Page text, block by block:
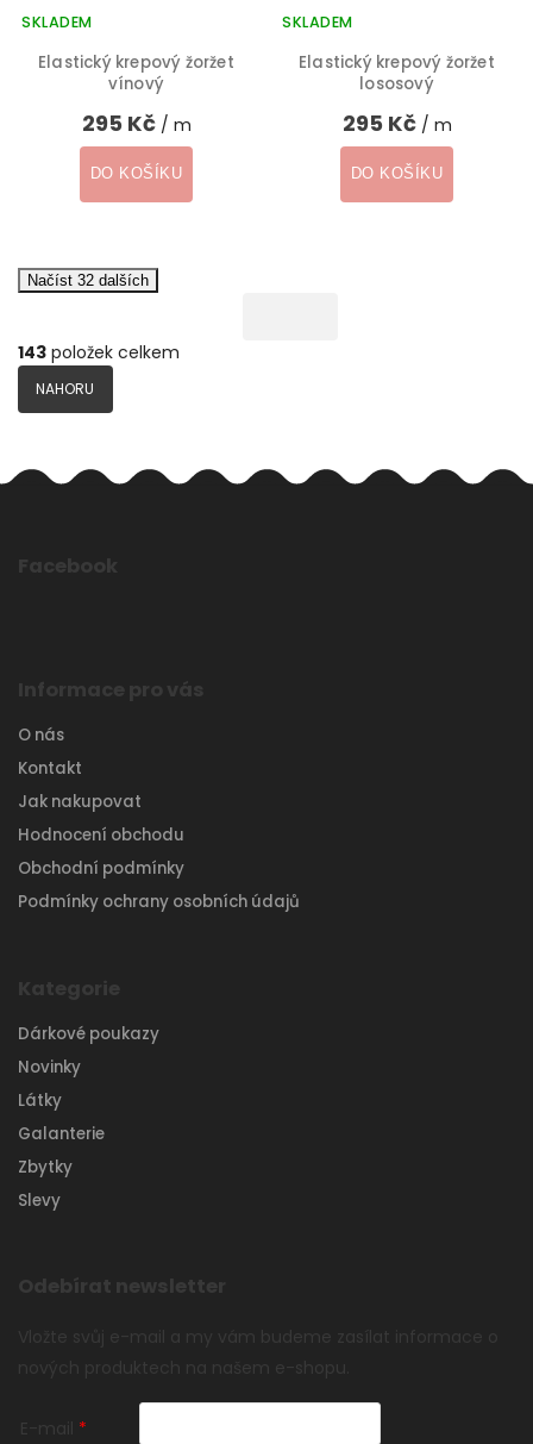
Elastický krepový žoržet
vínový
SKLADEM
295 Kč / m
DO KOŠÍKU
Elastický krepový žoržet
lososový
SKLADEM
295 Kč / m
DO KOŠÍKU
Načíst 32 dalších
143 položek celkem
NAHORU
Facebook
Informace pro vás
O nás
Kontakt
Jak nakupovat
Hodnocení obchodu
Obchodní podmínky
Podmínky ochrany osobních údajů
Kategorie
Dárkové poukazy
Novinky
Látky
Galanterie
Zbytky
Slevy
Odebírat newsletter
Vložte svůj e-mail a my vám budeme zasílat informace o
nových produktech na našem e-shopu.
E-mail